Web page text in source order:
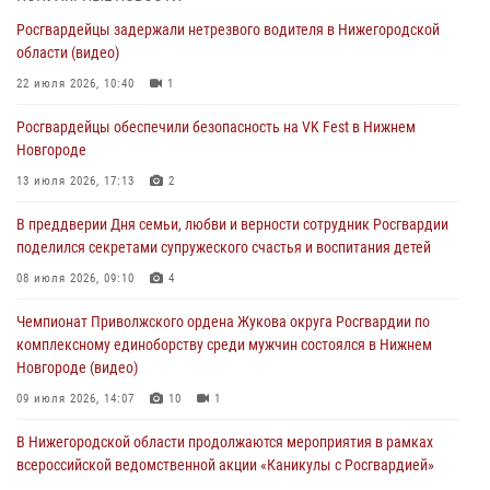
16 июля 2026, 05:00
Росгвардейцы обеспечили безопасность на VK Fest в Нижнем
13 июля 2026, 17:13
Нижегородские росгвардейцы за прошедшую неделю выезжали
13 июля 2026, 06:45
Росгвардейцы предотвратили серию краж в Нижнем Новгороде
Росгвардейцы задержали нетрезвого водителя в Нижегородской
области (видео)
22 июля 2026, 10:40 1
Росгвардейцы обеспечили безопасность на VK Fest в Нижнем
Новгороде
13 июля 2026, 17:13 2
В преддверии Дня семьи, любви и верности сотрудник Росгвардии
поделился секретами супружеского счастья и воспитания детей
08 июля 2026, 09:10 4
Чемпионат Приволжского ордена Жукова округа Росгвардии по
комплексному единоборству среди мужчин состоялся в Нижнем
Новгороде (видео)
09 июля 2026, 14:07 10 1
В Нижегородской области продолжаются мероприятия в рамках
всероссийской ведомственной акции «Каникулы с Росгвардией»